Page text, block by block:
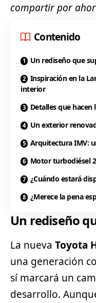
compartir por
Contenido
Un rediseño que
Inspiración en la
interior
Detalles que hacen
Un exterior
Arquitectura IMV:
Motor turbodiésel
¿Cuándo estará
¿Merece la pena
Un rediseño
La nueva Toyota
una generación
sí marcará un
desarrollo.